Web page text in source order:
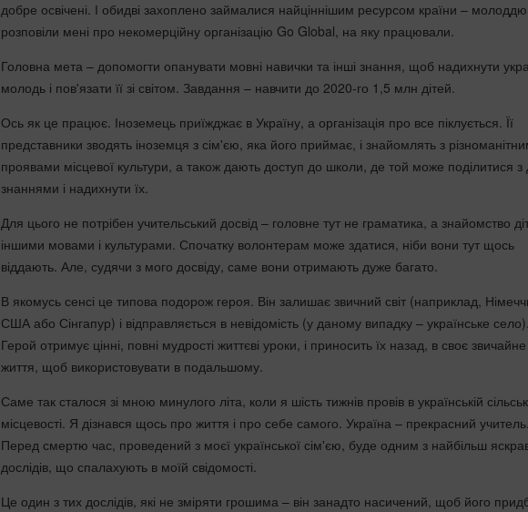
добре освічені. І обидві захоплено займалися найціннішим ресурсом країни –
розповіли мені про некомерційну організацію Go Global, на яку працювали.
Головна мета – допомогти опанувати мовні навички та інші знання, щоб надихнути
молодь і пов'язати її зі світом. Завдання – навчити до 2020-го 1,5 млн дітей.
Ось як це працює. Іноземець приїжджає в Україну, а організація про все піклується. Її
представники зводять іноземця з сім'єю, яка його приймає, і знайомлять з
проявами місцевої культури, а також дають доступ до школи, де той може поділитися з
знаннями і надихнути їх.
Для цього не потрібен учительський досвід – головне тут не граматика, а знайомство
іншими мовами і культурами. Спочатку волонтерам може здатися, ніби вони тут щось
віддають. Але, судячи з мого досвіду, саме вони отримають дуже багато.
В якомусь сенсі це типова подорож героя. Він залишає звичний світ (наприклад,
США або Сінгапур) і відправляється в невідомість (у даному випадку – українське село).
Герой отримує цінні, повні мудрості життєві уроки, і приносить їх назад, в своє звичайне
життя, щоб використовувати в подальшому.
Саме так сталося зі мною минулого літа, коли я шість тижнів провів в українській
місцевості. Я дізнався щось про життя і про себе самого. Україна – прекрасний учитель.
Перед смертю час, проведений з моєї української сім'єю, буде одним з найбільш
дослідів, що спалахують в моїй свідомості.
Це один з тих дослідів, які не зміряти грошима – він занадто насичений, щоб його